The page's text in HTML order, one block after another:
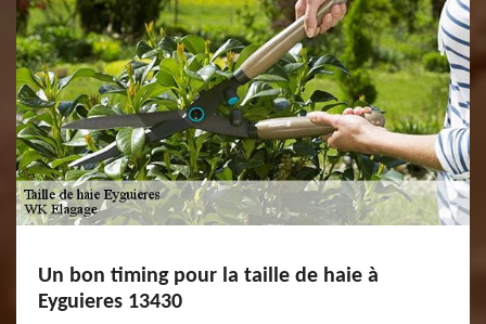
Un bon timing pour la taille de haie à
Eyguieres 13430